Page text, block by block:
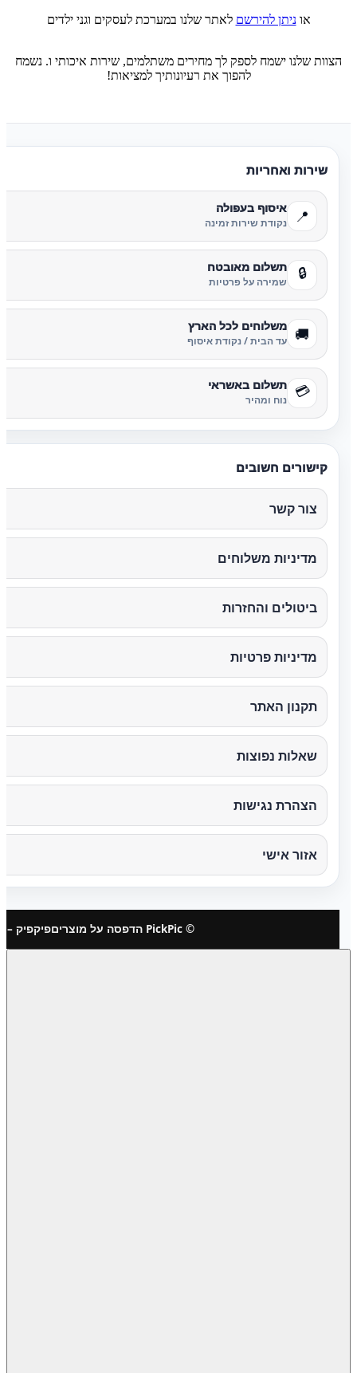
אוניתן להירשם לאתר שלנו במערכת לעסקים וגני ילדים
הצוות שלנו ישמח לספק לך מחירים משתלמים, שירות איכותי ו. נשמח
להפוך את רעיונותיך למציאות!
שירות ואחריות
📍 איסוף בעפולה
נקודת שירות זמינה
🔒 תשלום מאובטח
שמירה על פרטיות
🚚 משלוחים לכל הארץ
עד הבית / נקודת איסוף
💳 תשלום באשראי
נוח ומהיר
קישורים חשובים
צור קשר
מדיניות משלוחים
ביטולים והחזרות
מדיניות פרטיות
תקנון האתר
שאלות נפוצות
הצהרת נגישות
אזור אישי
© PickPic הדפסה על מוצרים פיקפיק –